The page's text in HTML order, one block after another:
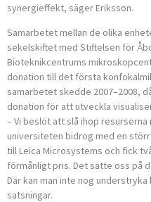
synergieffekt, säger Eriksson.
Samarbetet mellan de olika
sekelskiftet med Stiftelsen för
Bioteknikcentrums
donation till det första
samarbetet skedde 2007–2008,
donation för att utveckla
– Vi beslöt att slå ihop
universiteten bidrog med en
till Leica Microsystems och fick
förmånligt pris. Det satte oss på
Där kan man inte nog
satsningar.